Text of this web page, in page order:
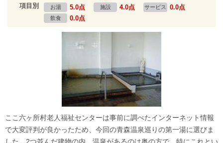
項目別 お湯 5.0点 施設 4.0点 サービス 0.0点
飲食 0.0点
ここ六ヶ所村老人福祉センターは事前に調べたインターネット情報
で大変評判が良かったため、今回の青森温泉巡りの第一湯に選びま